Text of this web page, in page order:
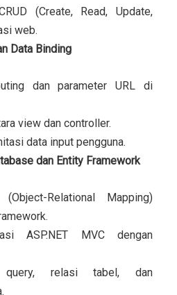
(Create, Read, Update,
web.
Data Binding
dan parameter URL di
view dan controller.
data input pengguna.
dan Entity Framework
Relational Mapping)
ASP.NET MVC dengan
query, relasi tabel, dan